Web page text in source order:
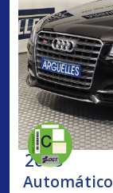
2015
Automático